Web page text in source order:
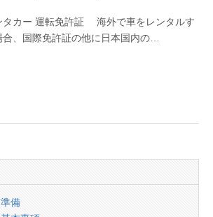
タカー 運転免許証 海外で車をレンタルす
合、国際免許証の他に日本国内の…
備